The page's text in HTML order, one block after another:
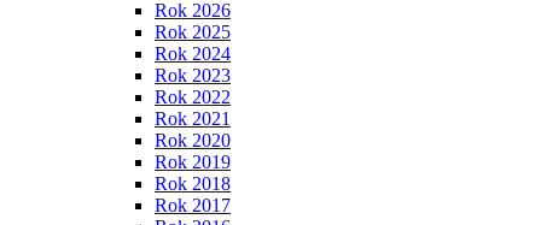
Rok 2026
Rok 2025
Rok 2024
Rok 2023
Rok 2022
Rok 2021
Rok 2020
Rok 2019
Rok 2018
Rok 2017